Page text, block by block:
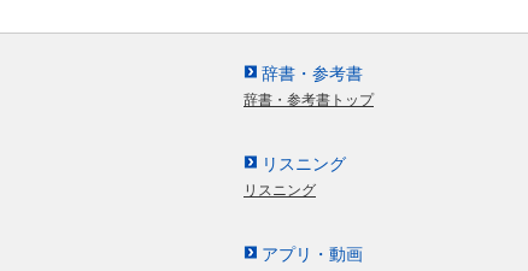
辞書・参考書
辞書・参考書トップ
リスニング
リスニング
アプリ・動画